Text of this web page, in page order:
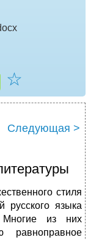
☆
Следующая >
стиля
русского языка
Многие из них
равноправное